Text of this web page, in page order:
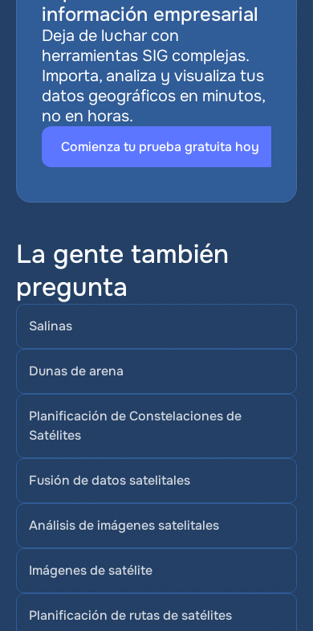
información empresarial
Deja de luchar con
herramientas SIG complejas.
Importa, analiza y visualiza tus
datos geográficos en minutos,
no en horas.
Comienza tu prueba gratuita hoy
La gente también
pregunta
Salinas
Dunas de arena
Planificación de Constelaciones de
Satélites
Fusión de datos satelitales
Análisis de imágenes satelitales
Imágenes de satélite
Planificación de rutas de satélites